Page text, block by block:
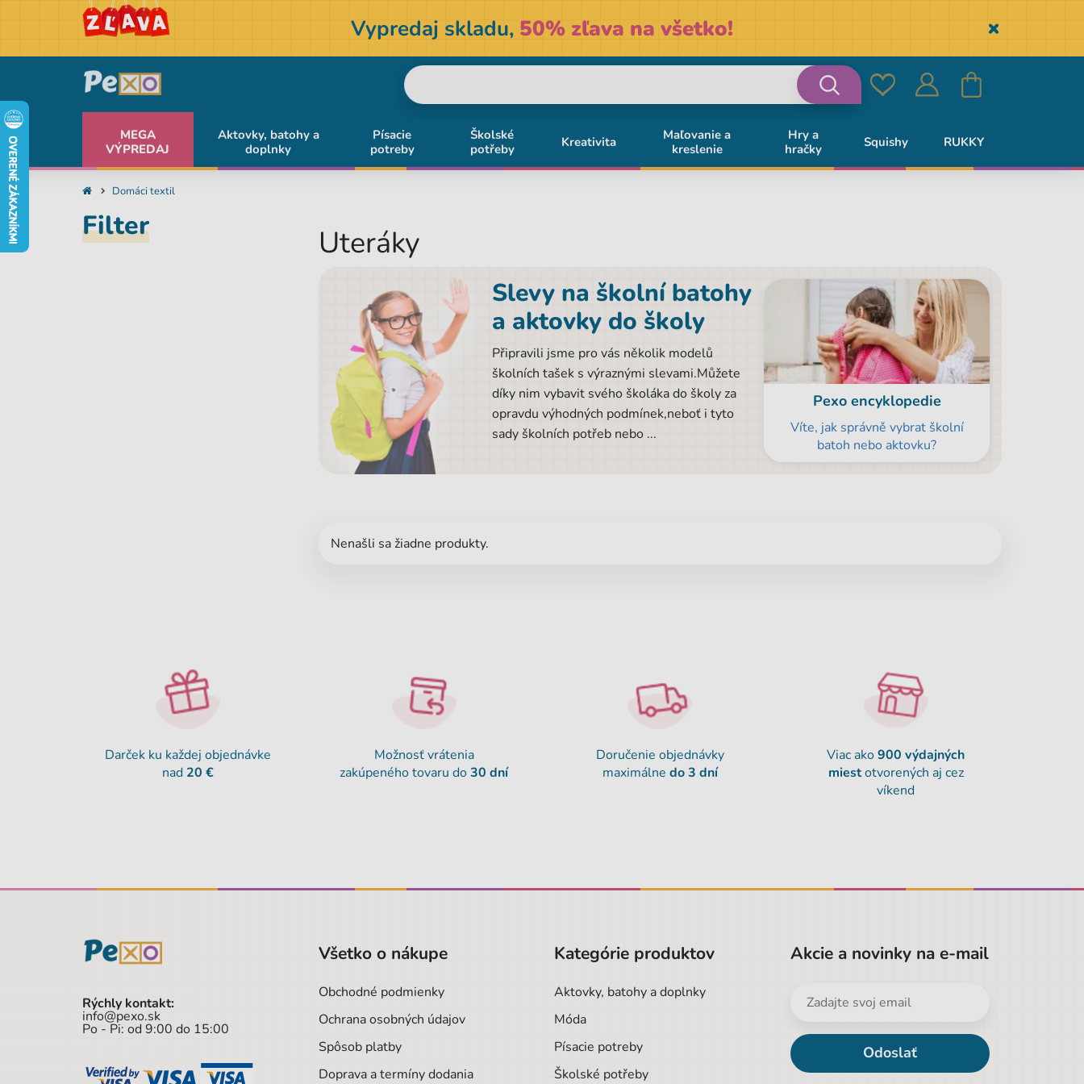
Vypredaj skladu, 50% zľava na všetko! Skryť
ObľúbenéPrihlásiť Košík
MEGA
VÝPREDAJ
Aktovky, batohy a
doplnky
Písacie
potreby
Školské
potřeby
Kreativita
Maľovanie a
kreslenie
Hry a
hračky
Squishy RUKKY
Domáci textil
Filter Uteráky
Slevy na školní batohy
a aktovky do školy
Připravili jsme pro vás několik modelů
školních tašek s výraznými slevami.Můžete
díky nim vybavit svého školáka do školy za
opravdu výhodných podmínek,neboť i tyto
sady školních potřeb nebo ...
Pexo encyklopedie
Víte, jak správně vybrat školní
batoh nebo aktovku?
Nenašli sa žiadne produkty.
Darček ku každej objednávke
nad 20 €
Možnosť vrátenia
zakúpeného tovaru do30 dní
Doručenie objednávky
maximálne do 3 dní
Viac ako900výdajných
miestotvorených aj cez
víkend
Rýchly kontakt:
info@pexo.sk
Po - Pi: od 9:00 do 15:00
Všetko o nákupe
Obchodné podmienky
Ochrana osobných údajov
Spôsob platby
Doprava a termíny dodania
Kategórie produktov
Aktovky, batohy a doplnky
Móda
Písacie potreby
Školské potřeby
Akcie a novinky na e-mail
Odoslať